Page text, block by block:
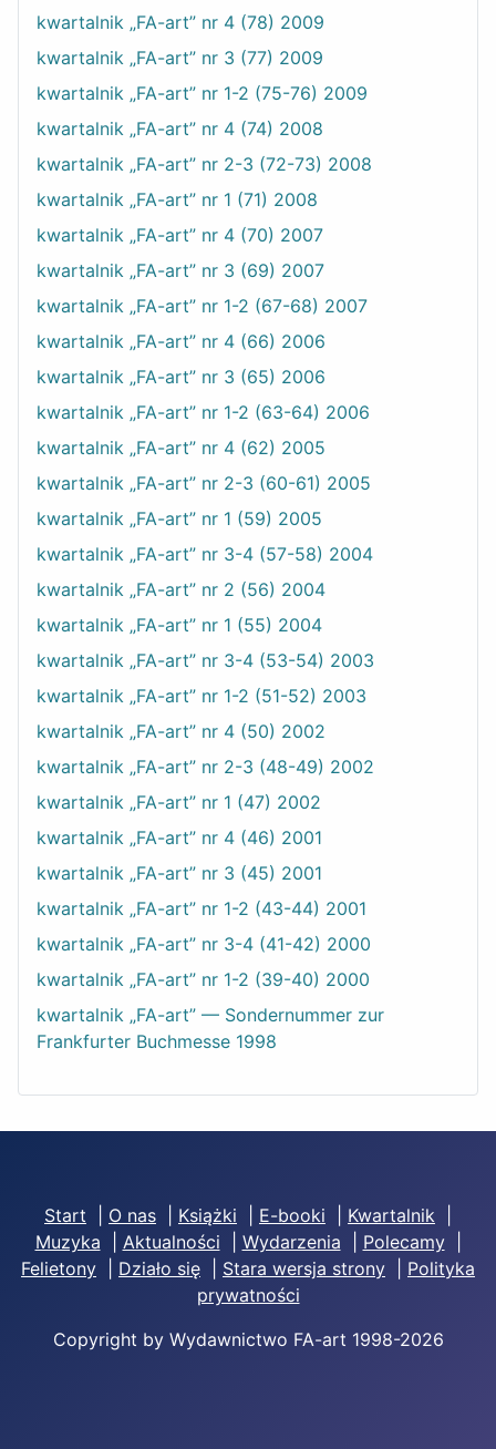
kwartalnik „FA-art” nr 4 (78) 2009
kwartalnik „FA-art” nr 3 (77) 2009
kwartalnik „FA-art” nr 1-2 (75-76) 2009
kwartalnik „FA-art” nr 4 (74) 2008
kwartalnik „FA-art” nr 2-3 (72-73) 2008
kwartalnik „FA-art” nr 1 (71) 2008
kwartalnik „FA-art” nr 4 (70) 2007
kwartalnik „FA-art” nr 3 (69) 2007
kwartalnik „FA-art” nr 1-2 (67-68) 2007
kwartalnik „FA-art” nr 4 (66) 2006
kwartalnik „FA-art” nr 3 (65) 2006
kwartalnik „FA-art” nr 1-2 (63-64) 2006
kwartalnik „FA-art” nr 4 (62) 2005
kwartalnik „FA-art” nr 2-3 (60-61) 2005
kwartalnik „FA-art” nr 1 (59) 2005
kwartalnik „FA-art” nr 3-4 (57-58) 2004
kwartalnik „FA-art” nr 2 (56) 2004
kwartalnik „FA-art” nr 1 (55) 2004
kwartalnik „FA-art” nr 3-4 (53-54) 2003
kwartalnik „FA-art” nr 1-2 (51-52) 2003
kwartalnik „FA-art” nr 4 (50) 2002
kwartalnik „FA-art” nr 2-3 (48-49) 2002
kwartalnik „FA-art” nr 1 (47) 2002
kwartalnik „FA-art” nr 4 (46) 2001
kwartalnik „FA-art” nr 3 (45) 2001
kwartalnik „FA-art” nr 1-2 (43-44) 2001
kwartalnik „FA-art” nr 3-4 (41-42) 2000
kwartalnik „FA-art” nr 1-2 (39-40) 2000
kwartalnik „FA-art” — Sondernummer zur
Frankfurter Buchmesse 1998
Start O nas Książki E-booki Kwartalnik
Muzyka
Aktualności Wydarzenia Polecamy|
Felietony
Działo się Stara wersja strony
Polityka
prywatności
Copyright by Wydawnictwo FA-art 1998-2026